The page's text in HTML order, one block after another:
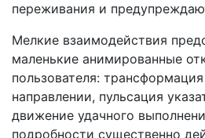
переживания и
Мелкие взаимодействия
маленькие анимированные
пользователя:
направлении, пульсация
движение удачного
подробности существенно